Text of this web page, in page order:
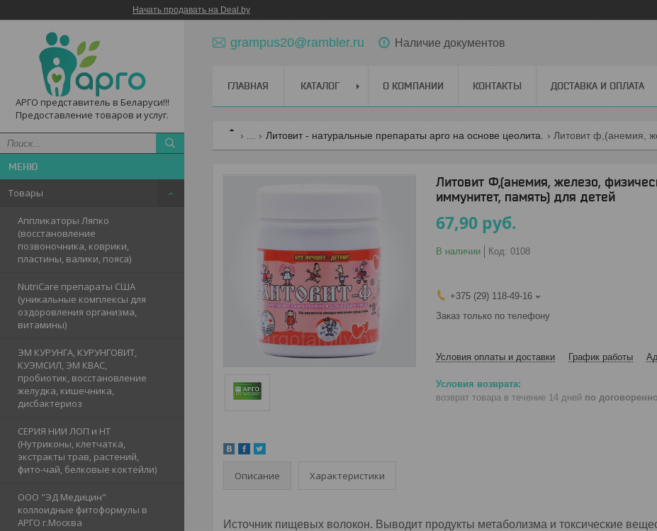
Начать продавать на Deal.by
АРГО представитель в Беларуси!!!
Предоставление товаров и услуг.
Товары
Аппликаторы Ляпко
(восстановление
позвоночника, коврики,
пластины, валики, пояса)
NutriCare препараты США
(уникальные комплексы для
оздоровления организма,
витамины)
ЭМ КУРУНГА, КУРУНГОВИТ,
КУЭМСИЛ, ЭМ КВАС,
пробиотик, восстановление
желудка, кишечника,
дисбактериоз
СЕРИЯ НИИ ЛОП и НТ
(Нутриконы, клетчатка,
экстракты трав, растений,
фито-чай, белковые коктейли)
ООО "ЭД Медицин"
коллоидные фитоформулы в
АРГО г.Москва
grampus20@rambler.ru Наличие документов
ГЛАВНАЯ КАТАЛОГ О КОМПАНИИ КОНТАКТЫ ДОСТАВКА И ОПЛАТА
Литовит - натуральные препараты арго на основе цеолита.
Литовит Ф,(анемия, железо,
иммунитет, память) для детей
67,90 руб.
В наличии Код: 0108
+375 (29) 118-49-16
Заказ только по телефону
Условия оплаты и доставки График работы
возврат товара в течение 14 дней по
Описание Характеристики
Источник пищевых волокон. Выводит продукты метаболизма и токсические